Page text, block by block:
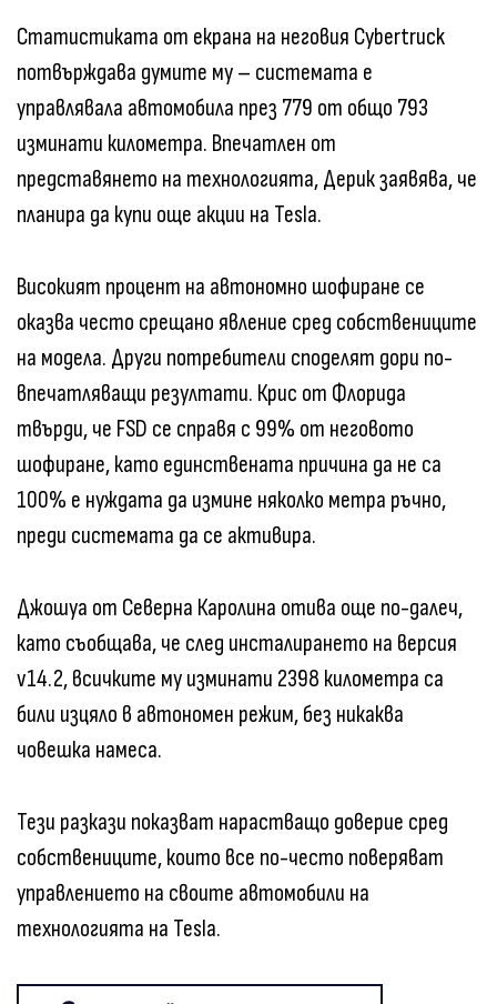
Статистиката от екрана на неговия Cybertruck
потвърждава думите му – системата е
управлявала автомобила през 779 от общо 793
изминати километра. Впечатлен от
представянето на технологията, Дерик заявява, че
планира да купи още акции на Tesla.
Високият процент на автономно шофиране се
оказва често срещано явление сред собствениците
на модела. Други потребители споделят дори по-
впечатляващи резултати. Крис от Флорида
твърди, че FSD се справя с 99% от неговото
шофиране, като единствената причина да не са
100% е нуждата да измине няколко метра ръчно,
преди системата да се активира.
Джошуа от Северна Каролина отива още по-далеч,
като съобщава, че след инсталирането на версия
v14.2, всичките му изминати 2398 километра са
били изцяло в автономен режим, без никаква
човешка намеса.
Тези разкази показват нарастващо доверие сред
собствениците, които все по-често поверяват
управлението на своите автомобили на
технологията на Tesla.